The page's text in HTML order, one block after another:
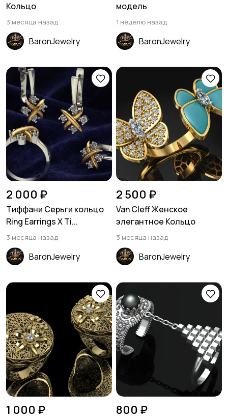
Кольцо
3 месяца назад
BaronJewelry
модель
1 неделю назад
BaronJewelry
2 000 ₽
Тиффани Серьги кольцо
Ring Earrings X Ti...
3 месяца назад
BaronJewelry
2 500 ₽
Van Cleff Женское
элегантное Кольцо
3 месяца назад
BaronJewelry
1 000 ₽ 800 ₽